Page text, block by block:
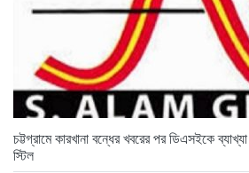
চট্টগ্রামে কারখানা বন্ধের খবরের পর ডিএসইকে
স্টিল